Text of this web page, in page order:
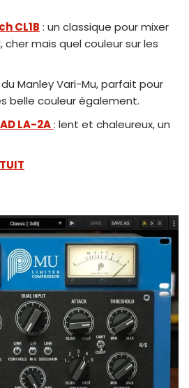
CL1B : un classique pour mixer
cher mais quel couleur sur les
du Manley Vari-Mu, parfait pour
belle couleur également.
LA-2A: lent et chaleureux, un